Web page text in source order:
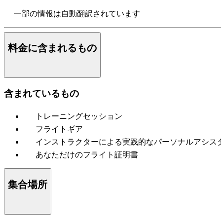
一部の情報は自動翻訳されています
料金に含まれるもの
含まれているもの
トレーニングセッション
フライトギア
インストラクターによる実践的なパーソナルアシス
あなただけのフライト証明書
集合場所